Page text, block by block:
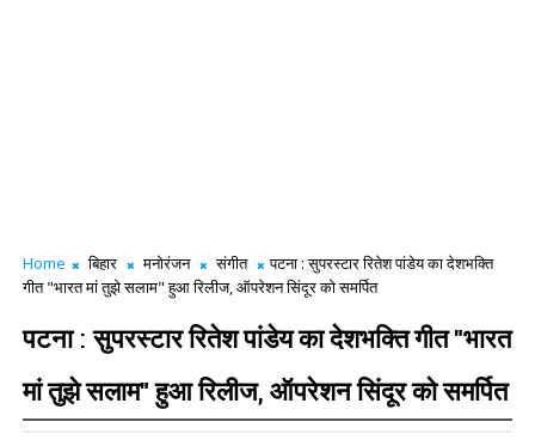
Home बिहार मनोरंजन संगीत
पटना : सुपरस्टार रितेश पांडेय का देशभक्ति
गीत "भारत मां तुझे सलाम" हुआ रिलीज, ऑपरेशन सिंदूर को समर्पित
पटना : सुपरस्टार रितेश पांडेय का देशभक्ति गीत "भारत
मां तुझे सलाम" हुआ रिलीज, ऑपरेशन सिंदूर को समर्पित